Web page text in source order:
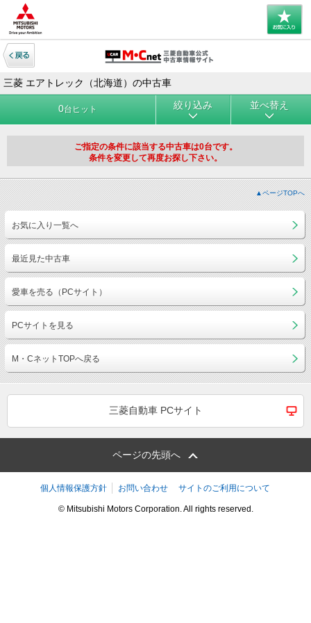
三菱 エアトレック（北海道）の中古車
0台ヒット 絞り込み 並べ替え
ご指定の条件に該当する中古車は0台です。
条件を変更して再度お探し下さい。
▲ページTOPへ
お気に入り一覧へ
最近見た中古車
愛車を売る（PCサイト）
PCサイトを見る
M・CネットTOPへ戻る
三菱自動車 PCサイト
ページの先頭へ
個人情報保護方針 お問い合わせ サイトのご利用について
© Mitsubishi Motors Corporation. All rights reserved.